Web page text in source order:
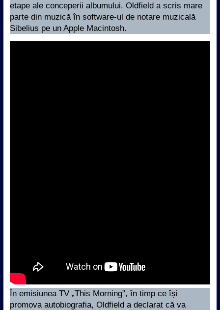
etape ale conceperii albumului. Oldfield a scris mare
parte din muzică în software-ul de notare muzicală
Sibelius pe un Apple Macintosh.
În emisiunea TV „This Morning”, în timp ce își
promova autobiografia, Oldfield a declarat că va